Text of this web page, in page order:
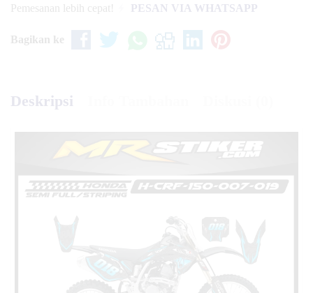
Pemesanan lebih cepat! PESAN VIA WHATSAPP
Bagikan ke
Deskripsi